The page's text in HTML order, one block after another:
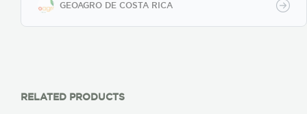
GEOAGRO DE COSTA RICA
RELATED PRODUCTS